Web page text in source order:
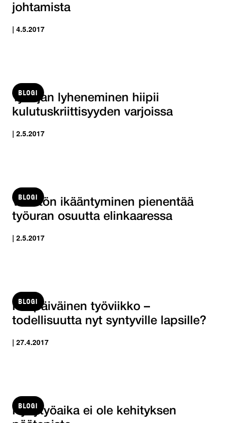
johtamista
| 4.5.2017
BLOGI
Työajan lyheneminen hiipii
kulutuskriittisyyden varjoissa
| 2.5.2017
BLOGI
Väestön ikääntyminen pienentää
työuran osuutta elinkaaressa
| 2.5.2017
BLOGI
Nelipäiväinen työviikko –
todellisuutta nyt syntyville lapsille?
| 27.4.2017
BLOGI
Nykytyöaika ei ole kehityksen